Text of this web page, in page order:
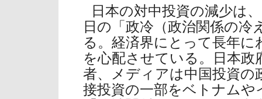
日本の対中投資の減少は
日の「政冷（政治関係の冷
る。経済界にとって長年に
を心配させている。日本政
者、メディアは中国投資の
接投資の一部をベトナム